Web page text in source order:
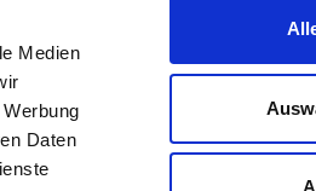
Medien
Daten